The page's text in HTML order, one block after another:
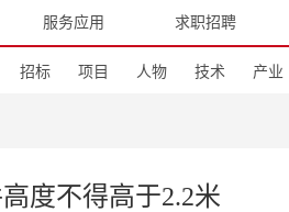
服务应用 求职招聘
招标 项目 人物 技术 产业
度不得高于2.2米